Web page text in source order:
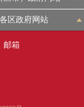
各区政府网站
邮箱